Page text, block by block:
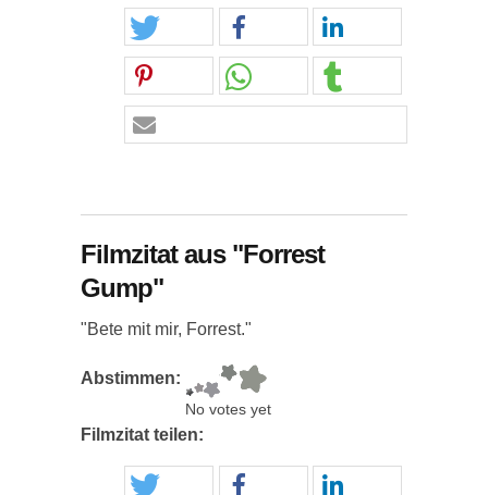
Filmzitat aus "Forrest
Gump"
"Bete mit mir, Forrest."
Abstimmen:
No votes yet
Filmzitat teilen: